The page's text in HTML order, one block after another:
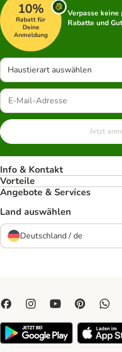
10%
Rabatt für
Deine
Anmeldung
Verpasse
Rabatte und
Haustierart auswählen
Jetzt
Info & Kontakt
Vorteile
Angebote & Services
Land auswählen
Deutschland / de